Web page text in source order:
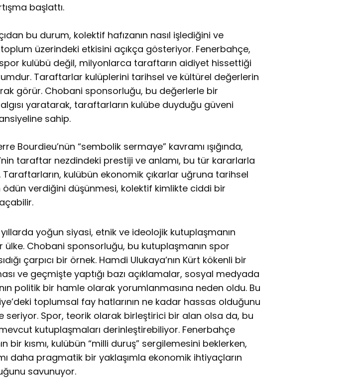
başlattı.
bu durum, kolektif hafızanın nasıl işlediğini ve
üzerindeki etkisini açıkça gösteriyor. Fenerbahçe,
kulübü değil, milyonlarca taraftarın aidiyet hissettiği
Taraftarlar kulüplerini tarihsel ve kültürel değerlerin
görür. Chobani sponsorluğu, bu değerlerle bir
yaratarak, taraftarların kulübe duyduğu güveni
sahip.
Bourdieu’nün “sembolik sermaye” kavramı ışığında,
taraftar nezdindeki prestiji ve anlamı, bu tür kararlarla
Taraftarların, kulübün ekonomik çıkarlar uğruna tarihsel
verdiğini düşünmesi, kolektif kimlikte ciddi bir
yoğun siyasi, etnik ve ideolojik kutuplaşmanın
ülke. Chobani sponsorluğu, bu kutuplaşmanın spor
çarpıcı bir örnek. Hamdi Ulukaya’nın Kürt kökenli bir
ve geçmişte yaptığı bazı açıklamalar, sosyal medyada
politik bir hamle olarak yorumlanmasına neden oldu. Bu
toplumsal fay hatlarının ne kadar hassas olduğunu
seriyor. Spor, teorik olarak birleştirici bir alan olsa da, bu
kutuplaşmaları derinleştirebiliyor. Fenerbahçe
bir kısmı, kulübün “milli duruş” sergilemesini beklerken,
daha pragmatik bir yaklaşımla ekonomik ihtiyaçların
savunuyor.